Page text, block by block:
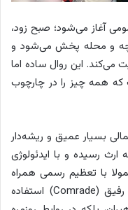
آغاز می‌شود؛ صبح زود،
و محله پخش می‌شود و
می‌کند. این روال ساده اما
که همه چیز را در چارچوب
بسیار عمیق و ریشه‌دار
رسیده و با ایدئولوژی
با تعظیم رسمی همراه
است و مردم از عناوین احترام‌آمیز مانند رفیق (Comrade) استفاده